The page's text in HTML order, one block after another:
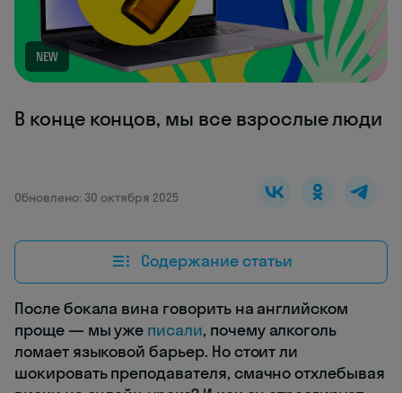
NEW
В конце концов, мы все взрослые люди
Обновлено: 30 октября 2025
Содержание статьи
После бокала вина говорить на английском
проще — мы уже писали, почему алкоголь
ломает языковой барьер. Но стоит ли
шокировать преподавателя, смачно отхлебывая